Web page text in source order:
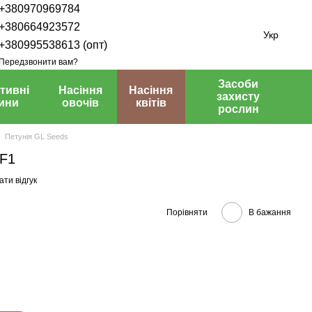
(опт)
Передзвонити вам?
Укр
Насіння
овочів
Насіння
квітів
Засоби
захисту
рослин
Петунія GL Seeds
відгук
Порівняти В бажання